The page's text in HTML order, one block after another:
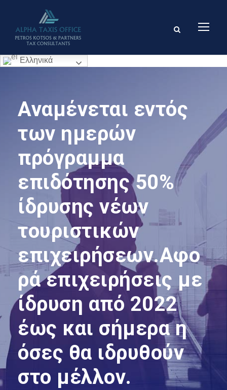
Ελληνικά
Αναμένεται εντός
των ημερών
πρόγραμμα
επιδότησης 50%
ίδρυσης νέων
τουριστικών
επιχειρήσεων.Αφο
ρά επιχειρήσεις με
ίδρυση από 2022
έως και σήμερα η
όσες θα ιδρυθούν
στο μέλλον.